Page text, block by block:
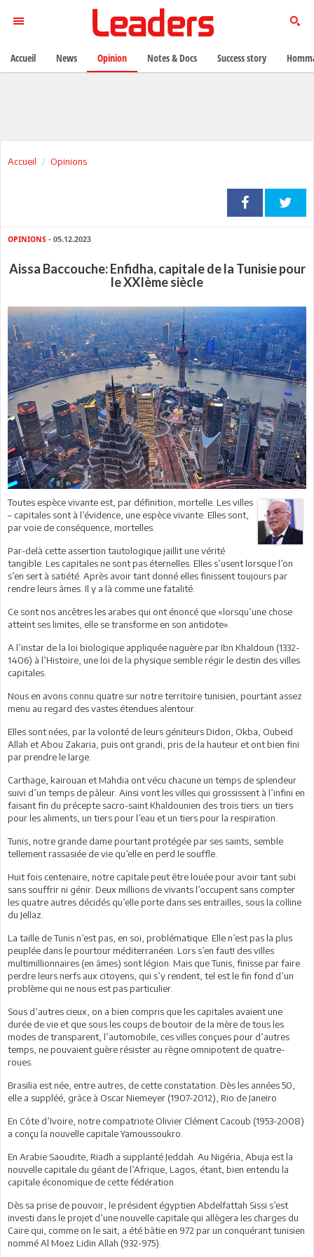
Accueil Opinions
OPINIONS - 05.12.2023
Aissa Baccouche: Enfidha, capitale de la Tunisie pour
le XXIème siècle
Toutes espèce vivante est, par définition, mortelle. Les villes
– capitales sont à l’évidence, une espèce vivante. Elles sont,
par voie de conséquence, mortelles.
Par-delà cette assertion tautologique jaillit une vérité
tangible. Les capitales ne sont pas éternelles. Elles s’usent lorsque l’on
s’en sert à satiété. Après avoir tant donné elles finissent toujours par
rendre leurs âmes. Il y a là comme une fatalité.
Ce sont nos ancêtres les arabes qui ont énoncé que «lorsqu’une chose
atteint ses limites, elle se transforme en son antidote».
A l’instar de la loi biologique appliquée naguère par Ibn Khaldoun (1332-
1406) à l’Histoire, une loi de la physique semble régir le destin des villes
capitales.
Nous en avons connu quatre sur notre territoire tunisien, pourtant assez
menu au regard des vastes étendues alentour.
Elles sont nées, par la volonté de leurs géniteurs Didon, Okba, Oubeid
Allah et Abou Zakaria, puis ont grandi, pris de la hauteur et ont bien fini
par prendre le large.
Carthage, kairouan et Mahdia ont vécu chacune un temps de splendeur
suivi d’un temps de pâleur. Ainsi vont les villes qui grossissent à l’infini en
faisant fin du précepte sacro-saint Khaldounien des trois tiers: un tiers
pour les aliments, un tiers pour l’eau et un tiers pour la respiration.
Tunis, notre grande dame pourtant protégée par ses saints, semble
tellement rassasiée de vie qu’elle en perd le souffle.
Huit fois centenaire, notre capitale peut être louée pour avoir tant subi
sans souffrir ni génir. Deux millions de vivants l’occupent sans compter
les quatre autres décidés qu’elle porte dans ses entrailles, sous la colline
du Jellaz.
La taille de Tunis n’est pas, en soi, problématique. Elle n’est pas la plus
peuplée dans le pourtour méditerranéen. Lors s’en faut! des villes
multimillionnaires (en âmes) sont légion. Mais que Tunis, finisse par faire
perdre leurs nerfs aux citoyens, qui s’y rendent, tel est le fin fond d’un
problème qui ne nous est pas particulier.
Sous d’autres cieux, on a bien compris que les capitales avaient une
durée de vie et que sous les coups de boutoir de la mère de tous les
modes de transparent, l’automobile, ces villes conçues pour d’autres
temps, ne pouvaient guère résister au règne omnipotent de quatre-
roues.
Brasilia est née, entre autres, de cette constatation. Dès les années 50,
elle a suppléé, grâce à Oscar Niemeyer (1907-2012), Rio de Janeiro
En Côte d’Ivoire, notre compatriote Olivier Clément Cacoub (1953-2008)
a conçu la nouvelle capitale Yamoussoukro.
En Arabie Saoudite, Riadh a supplanté Jeddah. Au Nigéria, Abuja est la
nouvelle capitale du géant de l’Afrique, Lagos, étant, bien entendu la
capitale économique de cette fédération.
Dès sa prise de pouvoir, le président égyptien Abdelfattah Sissi s’est
investi dans le projet d’une nouvelle capitale qui allègera les charges du
Caire qui, comme on le sait, a été bâtie en 972 par un conquérant tunisien
nommé Al Moez Lidin Allah (932-975).
Accueil News Opinion Notes & Docs Success story